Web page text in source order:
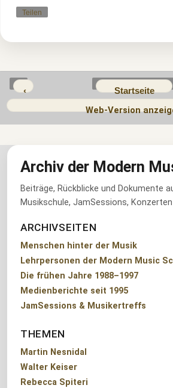
Teilen
‹ Startseite
Web-Version
Archiv der Modern
Beiträge, Rückblicke und Dokumente
Musikschule, JamSessions,
ARCHIVSEITEN
Menschen hinter der Musik
Lehrpersonen der Modern Music
Die frühen Jahre 1988–1997
Medienberichte seit 1995
JamSessions & Musikertreffs
THEMEN
Martin Nesnidal
Walter Keiser
Rebecca Spiteri